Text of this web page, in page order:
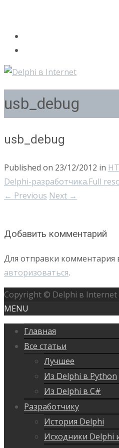
usb_debug
usb_debug
Published on 23/12/2012 in
Delphi-разработчика.Full
← Previous Next →
Добавить комментарий
Для отправки комментария
авторизоваться.
Copyright © Delphi в Internet
MENU
Главная
Все статьи
Лучшее
Из Delphi в Python
Из Delphi в C#
Разработчику
История Delphi
Исходники Delphi